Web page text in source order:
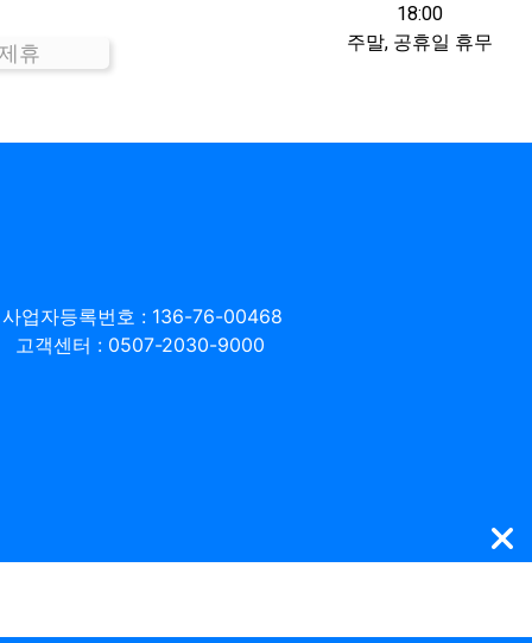
휴
18:00
주말, 공휴일 휴무
사업자등록번호 : 136-76-00468
고객센터 : 0507-2030-9000